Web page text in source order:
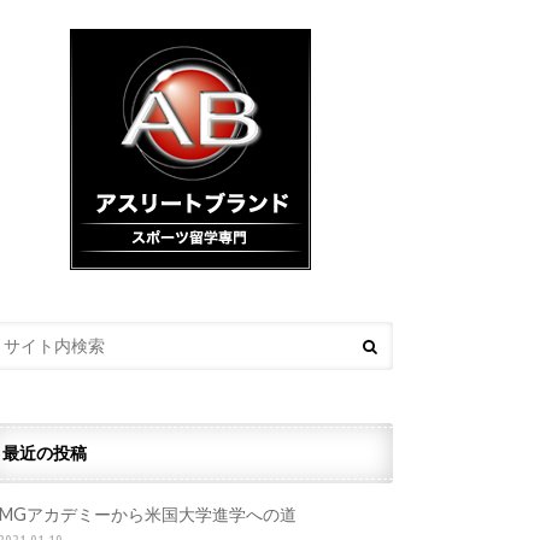
最近の投稿
アカデミーから米国大学進学への道